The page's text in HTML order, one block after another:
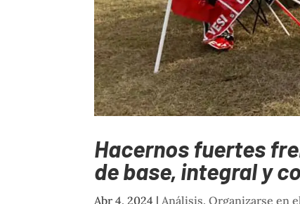
Hacernos fuertes
de base, integral y
Abr 4, 2024 |Análisis,Organizarse en